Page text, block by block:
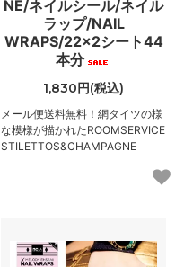
NE/ネイルシール/ネイル
ラップ/NAIL
WRAPS/22×2シート44
本分
1,830円(税込)
メール便送料無料！網タイツの様
な模様が描かれたROOMSERVICE
STILETTOS&CHAMPAGNE